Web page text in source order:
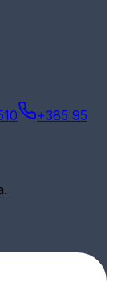
+385 95